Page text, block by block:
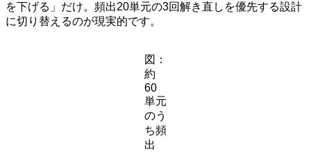
を下げる」だけ。頻出20単元の3回解き直しを優先する設計
に切り替えるのが現実的です。
図：
約
60
単元
のう
ち頻
出